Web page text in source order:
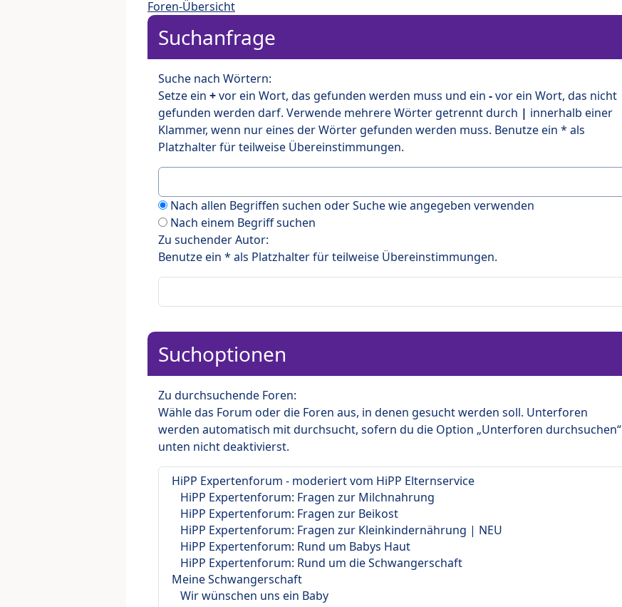
Foren-Übersicht
Suchanfrage
Suche nach Wörtern:
Setze ein +vor ein Wort, das gefunden werden muss und ein -vor ein Wort, das nicht
gefunden werden darf. Verwende mehrere Wörter getrennt durch | innerhalb einer
Klammer, wenn nur eines der Wörter gefunden werden muss. Benutze ein * als
Platzhalter für teilweise Übereinstimmungen.
Nach allen Begriffen suchen oder Suche wie angegeben verwenden
Nach einem Begriff suchen
Zu suchender Autor:
Benutze ein * als Platzhalter für teilweise Übereinstimmungen.
Suchoptionen
Zu durchsuchende Foren:
Wähle das Forum oder die Foren aus, in denen gesucht werden soll. Unterforen
werden automatisch mit durchsucht, sofern du die Option „Unterforen durchsuchen“
unten nicht deaktivierst.